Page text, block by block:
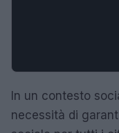
In un contesto
necessità di